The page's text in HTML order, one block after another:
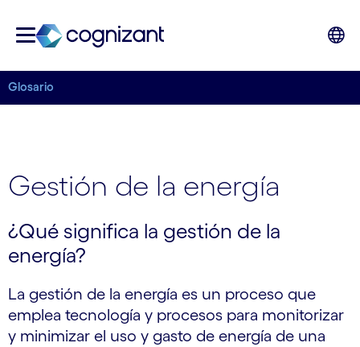
Glosario
Gestión de la energía
¿Qué significa la gestión de la
energía?
La gestión de la energía es un proceso que
emplea tecnología y procesos para monitorizar
y minimizar el uso y gasto de energía de una